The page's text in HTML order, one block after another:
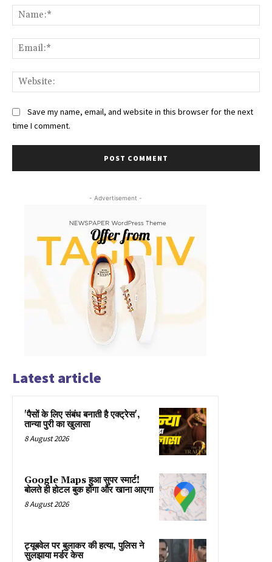
Save my name, email, and website in this browser for the next
time I comment.
- Advertisement -
Latest article
'पैसों के लिए संबंध बनाती है एक्ट्रेस',
तान्या पुरी का खुलासा
8 August 2026
Google Maps हुआ सुपर स्मार्ट!
बोलते ही होटल बुक होगा और खाना आएगा
8 August 2026
ट्यूबवेल पर बुलाकर की हत्या, पुलिस ने
सुलझाया मर्डर केस